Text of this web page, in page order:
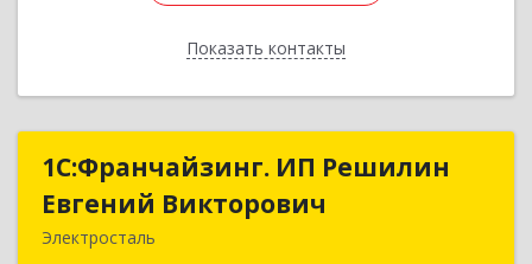
Показать контакты
Назад
1С:Франчайзинг. ИП Решилин
Евгений Викторович
Электросталь
1С:Франчайзинг. ИП Решилин
Евгений Викторович